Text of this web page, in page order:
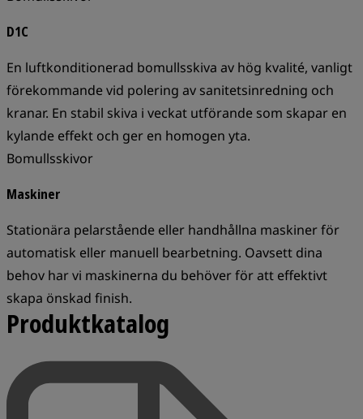
D1C
En luftkonditionerad bomullsskiva av hög kvalité, vanligt
förekommande vid polering av sanitetsinredning och
kranar. En stabil skiva i veckat utförande som skapar en
kylande effekt och ger en homogen yta.
Bomullsskivor
Maskiner
Stationära pelarstående eller handhållna maskiner för
automatisk eller manuell bearbetning. Oavsett dina
behov har vi maskinerna du behöver för att effektivt
skapa önskad finish.
Produktkatalog